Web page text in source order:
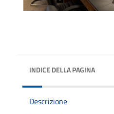
INDICE DELLA PAGINA
Descrizione